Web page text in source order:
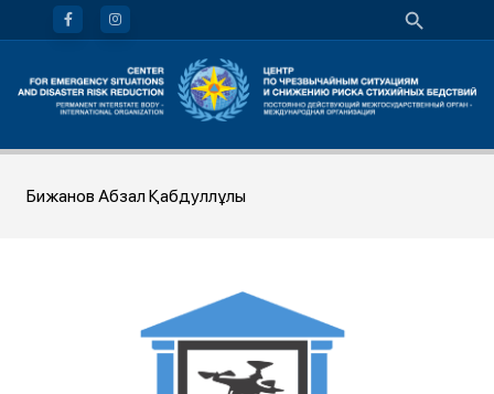
Бижанов Абзал Қабдуллұлы